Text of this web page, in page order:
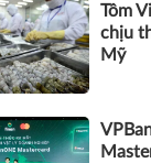
Tôm
chịu
Mỹ